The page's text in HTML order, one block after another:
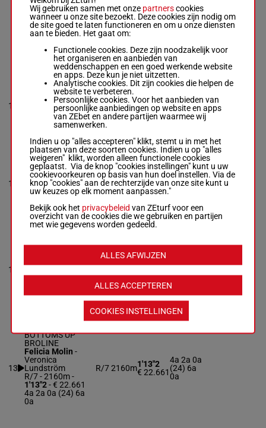
THUNDERSTRUCK
Henrik Svensson -
Søren V. Jensen
R/8 - 2160m-
0a 4a 0a 3a 0a
R/82160m1'14"3
€ 15.660
0a 4a 0a
3a 0a
10
TROOPER
Jessika Sidbäck-
Jessika Sidbäck
R/7 - 2160m-
- € 17.674
1a Da (24) 0a 0a
R/7 2160m1'14"8
€ 17.674
1a Da
(24) 0a
0a 7a
11
ORWAR J.C.
Stefan Edin-
Thomas Cedervall
R/6 - 2160m-
1'13"3- € 18.018
0a 0a 1a 3a 0a
R/6 2160m1'13"3
€ 18.018
0a 0a 1a
3a 0a
12
DRAGON
R/6 - 2160m-
0a 4a 3a (24) 7a
1'11"3
€ 19.1433a
13
BOTTOMS UP
BROLINE
Felicia Molin -
Veronica
Lundström
R/7 - 2160m-
1'13"2- € 22.661
4a 2a 0a (24) 6a
0a
R/72160m1'13"2
€ 22.661
4a 2a 0a
(24) 6a
0a
Wij gebruiken samen met onze partnerscookies
wanneer u onze site bezoekt. Deze cookies zijn nodig om
de site goed te laten functioneren en om u onze diensten
aan te bieden. Het gaat om:
Functionele cookies. Deze zijn noodzakelijk voor
het organiseren en aanbieden van
weddenschappen en een goed werkende website
en apps. Deze kun je niet uitzetten.
Analytische cookies. Dit zijn cookies die helpen de
website te verbeteren.
Persoonlijke cookies. Voor het aanbieden van
persoonlijke aanbiedingen op website en apps
van ZEbet en andere partijen waarmee wij
samenwerken.
Indien u op "alles accepteren" klikt, stemt u in met het
plaatsen van deze soorten cookies. Indien u op "alles
weigeren" klikt, worden alleen functionele cookies
geplaatst. Via de knop "cookies instellingen" kunt u uw
cookievoorkeuren op basis van hun doel instellen. Via de
knop "cookies" aan de rechterzijde van onze site kunt u
uw keuzes op elk moment aanpassen."
Bekijk ook het privacybeleid van ZEturf voor een
overzicht van de cookies die we gebruiken en partijen
met wie gegevens worden gedeeld.
ALLES ACCEPTEREN
ALLES AFWIJZEN
COOKIES INSTELLINGEN